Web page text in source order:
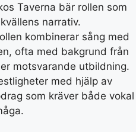
Taverna bär rollen som
narrativ.
kombinerar sång med
ofta med bakgrund från
motsvarande utbildning.
med hjälp av
som kräver både vokal